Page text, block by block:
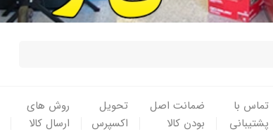
تماس با
پشتیبانی
ضمانت اصل
بودن کالا
تحویل
اکسپرس
روش های
ارسال کالا